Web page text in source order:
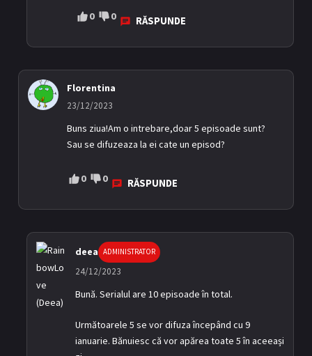
0 0 RĂSPUNDE
Florentina
23/12/2023
Buns ziua!Am o intrebare,doar 5 episoade sunt?
Sau se difuzeaza la ei cate un episod?
0 0 RĂSPUNDE
deea ADMINISTRATOR
24/12/2023
Bună. Serialul are 10 episoade în total.
Următoarele 5 se vor difuza începând cu 9
ianuarie. Bănuiesc că vor apărea toate 5 în aceeași